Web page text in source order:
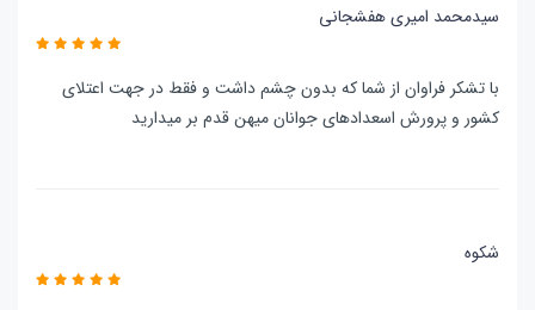
سیدمحمد امیری هفشجانی
با تشکر فراوان از شما که بدون چشم داشت و فقط در جهت اعتلای
کشور و پرورش اسعدادهای جوانان میهن قدم بر میدارید
شکوه